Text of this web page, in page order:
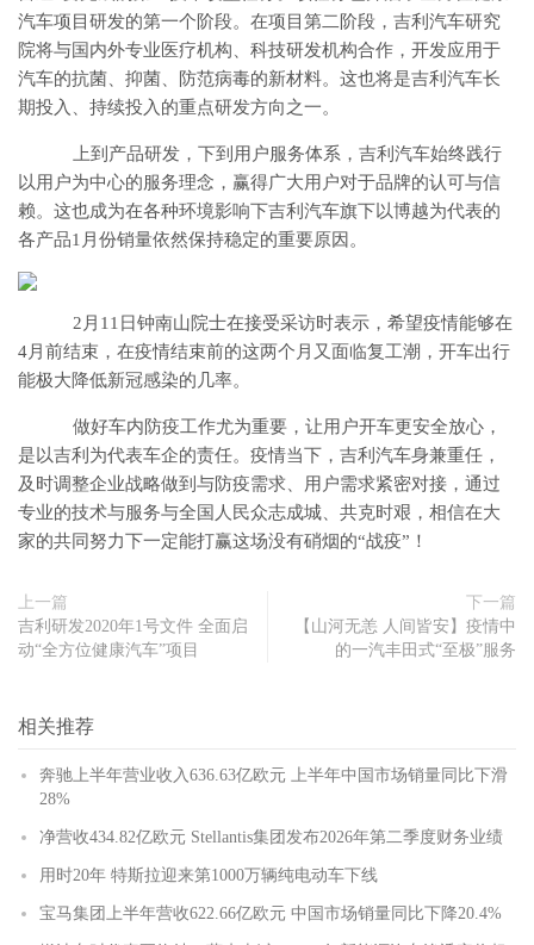
汽车项目研发的第一个阶段。在项目第二阶段，吉利汽车研究
院将与国内外专业医疗机构、科技研发机构合作，开发应用于
汽车的抗菌、抑菌、防范病毒的新材料。这也将是吉利汽车长
期投入、持续投入的重点研发方向之一。
上到产品研发，下到用户服务体系，吉利汽车始终践行
以用户为中心的服务理念，赢得广大用户对于品牌的认可与信
赖。这也成为在各种环境影响下吉利汽车旗下以博越为代表的
各产品1月份销量依然保持稳定的重要原因。
2月11日钟南山院士在接受采访时表示，希望疫情能够在
4月前结束，在疫情结束前的这两个月又面临复工潮，开车出行
能极大降低新冠感染的几率。
做好车内防疫工作尤为重要，让用户开车更安全放心，
是以吉利为代表车企的责任。疫情当下，吉利汽车身兼重任，
及时调整企业战略做到与防疫需求、用户需求紧密对接，通过
专业的技术与服务与全国人民众志成城、共克时艰，相信在大
家的共同努力下一定能打赢这场没有硝烟的“战疫”！
上一篇
吉利研发2020年1号文件 全面启
动“全方位健康汽车”项目
下一篇
【山河无恙 人间皆安】疫情中
的一汽丰田式“至极”服务
相关推荐
奔驰上半年营业收入636.63亿欧元 上半年中国市场销量同比下滑
28%
净营收434.82亿欧元 Stellantis集团发布2026年第二季度财务业绩
用时20年 特斯拉迎来第1000万辆纯电动车下线
宝马集团上半年营收622.66亿欧元 中国市场销量同比下降20.4%